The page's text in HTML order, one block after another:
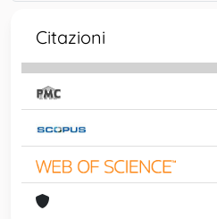
Citazioni